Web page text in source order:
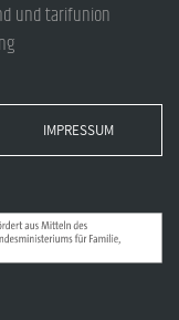
und tarifunion
IMPRESSUM